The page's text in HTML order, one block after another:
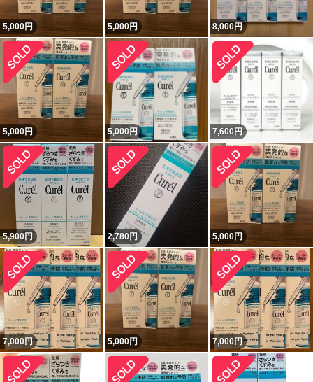
5,000円 5,000円 8,000円
5,000円 5,000円 7,600円
5,900円 2,780円 5,000円
7,000円 5,000円 7,000円